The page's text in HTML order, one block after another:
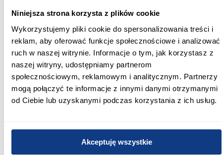
Niniejsza strona korzysta z plików cookie
Wykorzystujemy pliki cookie do spersonalizowania treści i
reklam, aby oferować funkcje społecznościowe i analizować
ruch w naszej witrynie. Informacje o tym, jak korzystasz z
naszej witryny, udostępniamy partnerom
społecznościowym, reklamowym i analitycznym. Partnerzy
mogą połączyć te informacje z innymi danymi otrzymanymi
od Ciebie lub uzyskanymi podczas korzystania z ich usług.
Akceptuję wszystkie
59.00
Szerokość pow. spania [cm]:
140.00
Długość pow. spania [cm]:
200.00
Powierzchnia spania [cm]: